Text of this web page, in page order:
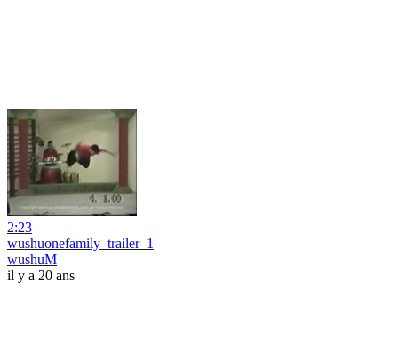
2:23
wushuonefamily_trailer_1
wushuM
il y a 20 ans